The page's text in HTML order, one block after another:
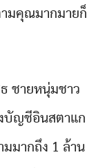
มคุณมากมายก็
ชายหนุ่มชาว
บัญชีอินสตาแก
มากถึง 1 ล้าน